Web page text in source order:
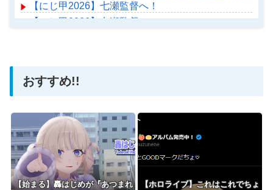
【にじ甲2026】七瀬監督へ！
【にじ甲2026】七瀬監督へ！
おすすめ!!
【始まる】轟はじめが『あつまれ
【ホロライブ】これはこれでちょ